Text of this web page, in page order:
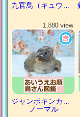
九官鳥（キュウカンチョウ）
1,880 view
ジャンボキンカチョウ
ノーマル